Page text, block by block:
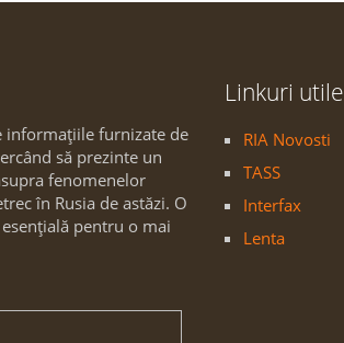
informațiile furnizate de
să prezinte un
fenomenelor
în Rusia de astăzi. O
pentru o mai
Linkuri utile
RIA Novosti
TASS
Interfax
Lenta